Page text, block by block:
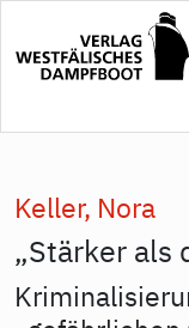
Inhalt
Keller, Nora
„Stärker als